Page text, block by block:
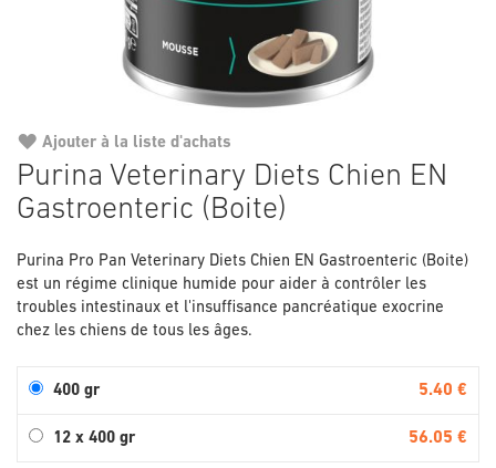
Purina Veterinary Diets Chien EN
Gastroenteric (Boite)
Purina Pro Pan Veterinary Diets Chien EN Gastroenteric (Boite)
est un régime clinique humide pour aider à contrôler les
troubles intestinaux et l'insuffisance pancréatique exocrine
chez les chiens de tous les âges.
400 gr 5.40 €
12 x 400 gr 56.05 €
Ajouter à la liste d'achats
au
début
la
d’images